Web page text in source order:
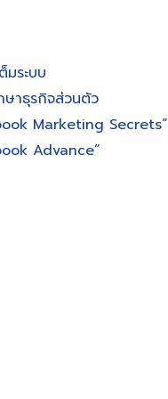
ระบบ
าธุรกิจส่วนตัว
Marketing Secrets”
Advance”